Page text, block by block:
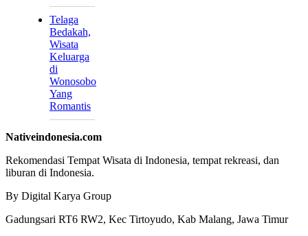
Telaga
Bedakah,
Wisata
Keluarga
di
Wonosobo
Yang
Romantis
Nativeindonesia.com
Rekomendasi Tempat Wisata di Indonesia, tempat rekreasi, dan
liburan di Indonesia.
By Digital Karya Group
Gadungsari RT6 RW2, Kec Tirtoyudo, Kab Malang, Jawa Timur